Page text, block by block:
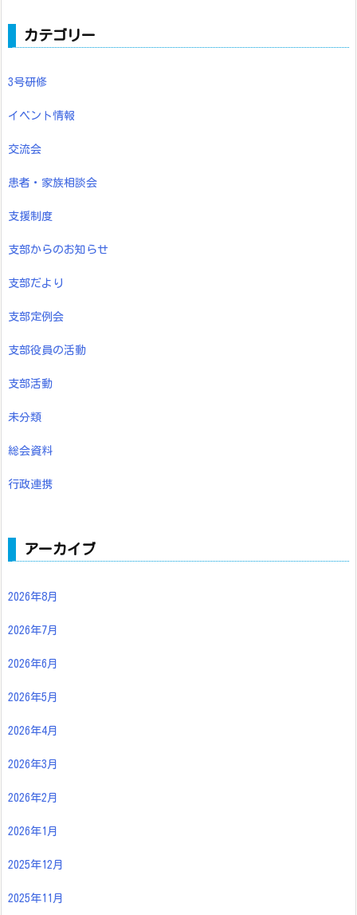
カテゴリー
3号研修
イベント情報
交流会
患者・家族相談会
支援制度
支部からのお知らせ
支部だより
支部定例会
支部役員の活動
支部活動
未分類
総会資料
行政連携
アーカイブ
2026年8月
2026年7月
2026年6月
2026年5月
2026年4月
2026年3月
2026年2月
2026年1月
2025年12月
2025年11月